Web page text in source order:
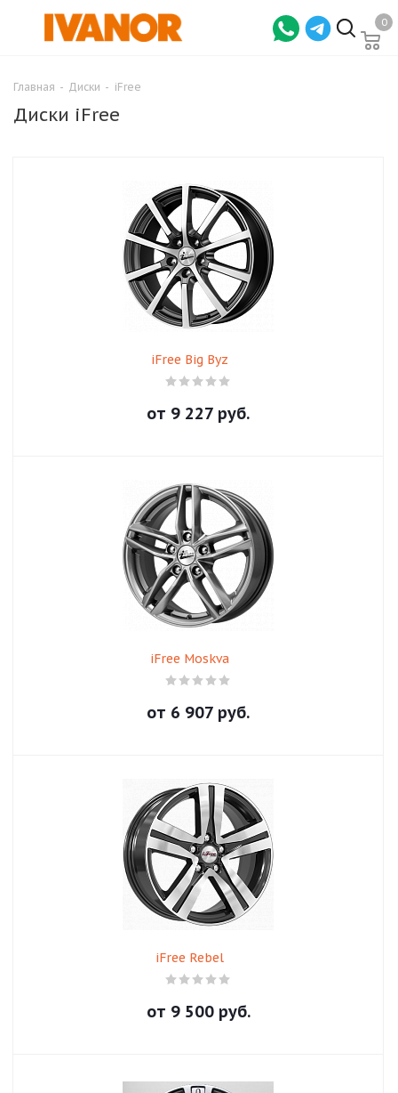
0
Главная - Диски - iFree
Диски iFree
iFree Big Byz
от 9 227 руб.
iFree Moskva
от 6 907 руб.
iFree Rebel
от 9 500руб.